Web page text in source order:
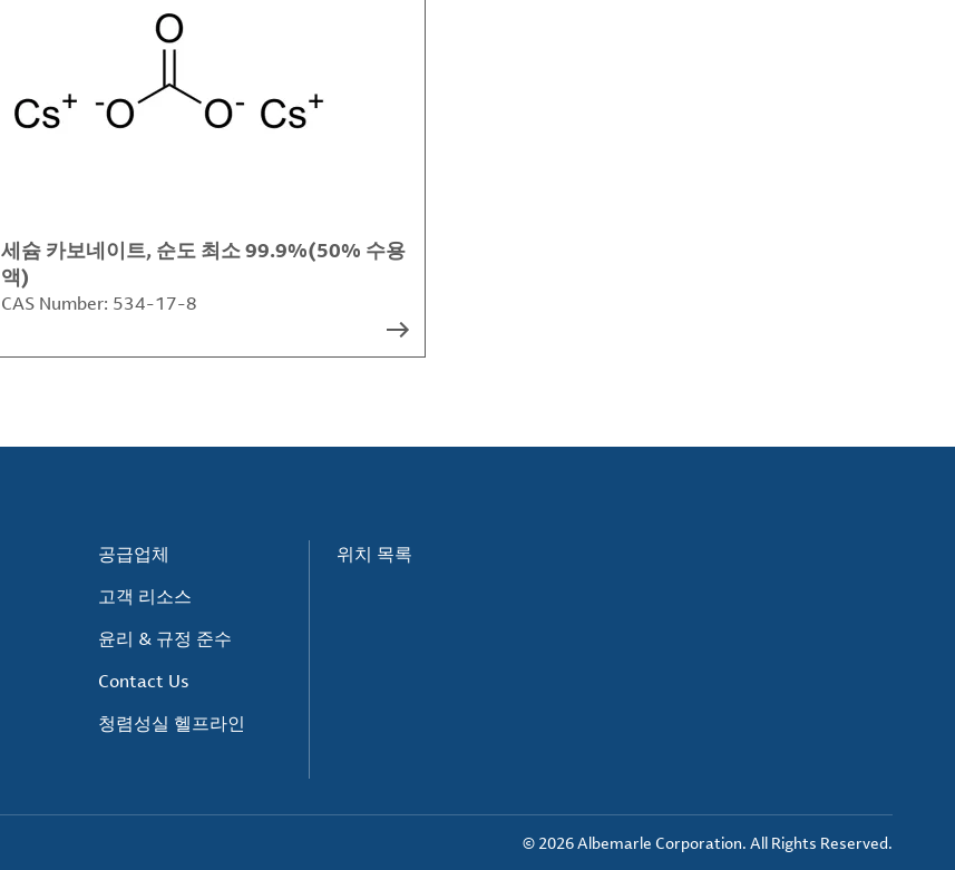
세슘 카보네이트, 순도 최소 99.9%(50% 수용
액)
CAS Number: 534-17-8
공급업체
고객 리소스
윤리 & 규정 준수
Contact Us
청렴성실 헬프라인
위치 목록
© 2026 Albemarle Corporation. All Rights Reserved.